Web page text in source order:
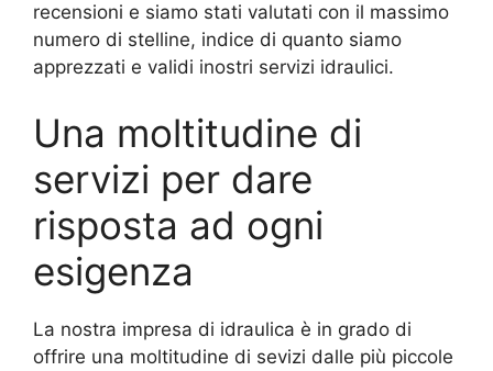
recensioni e siamo stati valutati con il massimo
numero di stelline, indice di quanto siamo
apprezzati e validi inostri servizi idraulici.
Una moltitudine di
servizi per dare
risposta ad ogni
esigenza
La nostra impresa di idraulica è in grado di
offrire una moltitudine di sevizi dalle più piccole